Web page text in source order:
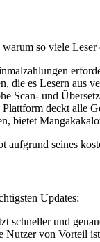
so viele
die es Lesern aus
Scan- und
deckt alle
bietet
seines
Updates:
schneller und
Nutzer von Vorteil